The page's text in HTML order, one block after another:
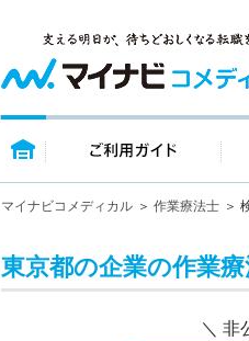
トップページ ご
マイナビコメディカル 作業療法士
東京都の企業の作業
＼ 非